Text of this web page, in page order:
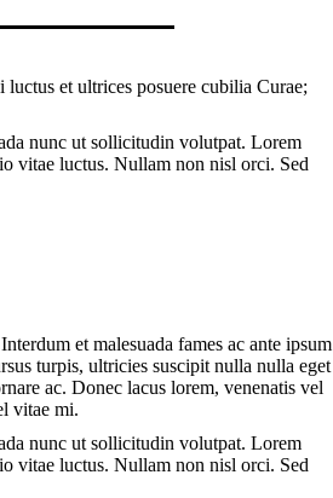
et ultrices posuere cubilia Curae;
nunc ut sollicitudin volutpat. Lorem
vitae luctus. Nullam non nisl orci. Sed
et malesuada fames ac ante ipsum
turpis, ultricies suscipit nulla nulla eget
ac. Donec lacus lorem, venenatis vel
vitae mi.
nunc ut sollicitudin volutpat. Lorem
vitae luctus. Nullam non nisl orci. Sed